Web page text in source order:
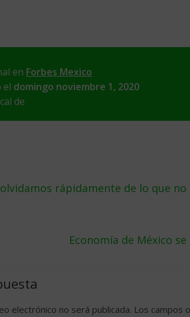
en Forbes Mexico
el domingo noviembre 1, 2020
de
rápidamente de lo que no
Economía de México
electrónico no será publicada. Los campos